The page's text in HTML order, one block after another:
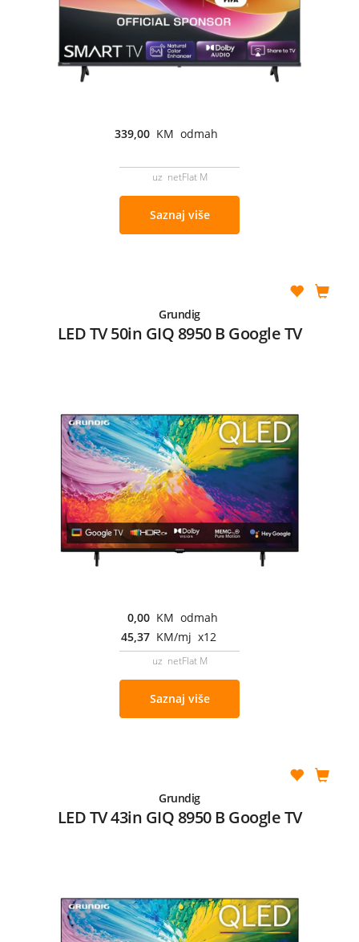
339,00 KM odmah
uz netFlat M
Saznaj više
Grundig
LED TV 50in GIQ 8950 B Google TV
0,00 KM odmah
45,37 KM/mj x12
uz netFlat M
Saznaj više
Grundig
LED TV 43in GIQ 8950 B Google TV